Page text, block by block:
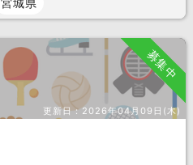
募集中
更新日：2026年04月09日(木)